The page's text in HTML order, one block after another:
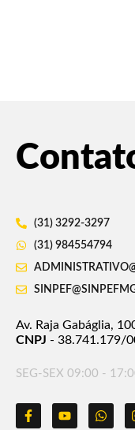
(31) 3292-3297
(31) 984554794
Av. Raja Gabáglia,
CNPJ - 38.741.179/
SEG-SEX 09:00 -